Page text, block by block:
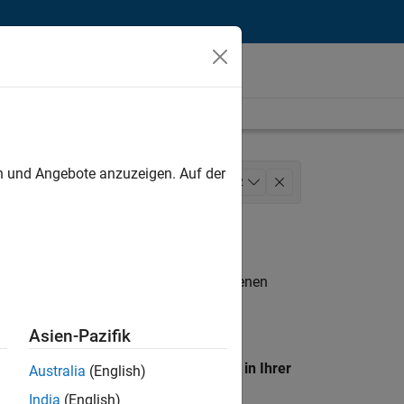
Marketing Communications 2
. Wenn Sie noch immer keine offenen
unseres
Standort, um alle Stellenangebote in Ihrer
Angebote anzuzeigen. Auf der
Asien-Pazifik
Australia (English)
India (English)